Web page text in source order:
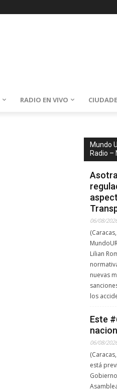
RADIO EN VIVO
Mundo
Radio –
06/08/
Lilian
nuevas
los
Este
06/08/
está